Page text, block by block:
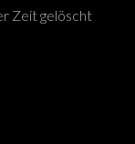
Zeit gelöscht